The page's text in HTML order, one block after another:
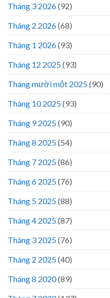
Tháng 3 2026(92)
Tháng 2 2026(68)
Tháng 1 2026(93)
Tháng 12 2025(93)
Tháng mười một 2025(90)
Tháng 10 2025(93)
Tháng 9 2025(90)
Tháng 8 2025(54)
Tháng 7 2025(86)
Tháng 6 2025(76)
Tháng 5 2025(88)
Tháng 4 2025(87)
Tháng 3 2025(76)
Tháng 2 2025(40)
Tháng 8 2020(89)